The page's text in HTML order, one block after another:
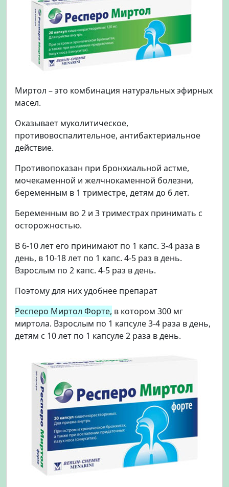
Миртол – это комбинация натуральных эфирных
масел.
Оказывает муколитическое,
противовоспалительное, антибактериальное
действие.
Противопоказан при бронхиальной астме,
мочекаменной и желчнокаменной болезни,
беременным в 1 триместре, детям до 6 лет.
Беременным во 2 и 3 триместрах принимать с
осторожностью.
В 6-10 лет его принимают по 1 капс. 3-4 раза в
день, в 10-18 лет по 1 капс. 4-5 раз в день.
Взрослым по 2 капс. 4-5 раз в день.
Поэтому для них удобнее препарат
Респеро Миртол Форте, в котором 300 мг
миртола. Взрослым по 1 капсуле 3-4 раза в день,
детям с 10 лет по 1 капсуле 2 раза в день.